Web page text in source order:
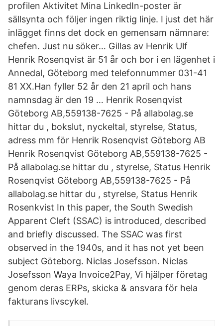
profilen Aktivitet Mina LinkedIn-poster är
sällsynta och följer ingen riktig linje. I just det här
inlägget finns det dock en gemensam nämnare:
chefen. Just nu söker… Gillas av Henrik Ulf
Henrik Rosenqvist är 51 år och bor i en lägenhet i
Annedal, Göteborg med telefonnummer 031-41
81 XX.Han fyller 52 år den 21 april och hans
namnsdag är den 19 … Henrik Rosenqvist
Göteborg AB,559138-7625 - På allabolag.se
hittar du , bokslut, nyckeltal, styrelse, Status,
adress mm för Henrik Rosenqvist Göteborg AB
Henrik Rosenqvist Göteborg AB,559138-7625 -
På allabolag.se hittar du , styrelse, Status Henrik
Rosenqvist Göteborg AB,559138-7625 - På
allabolag.se hittar du , styrelse, Status Henrik
Rosenkvist In this paper, the South Swedish
Apparent Cleft (SSAC) is introduced, described
and briefly discussed. The SSAC was first
observed in the 1940s, and it has not yet been
subject Göteborg. Niclas Josefsson. Niclas
Josefsson Waya Invoice2Pay, Vi hjälper företag
genom deras ERPs, skicka & ansvara för hela
fakturans livscykel.